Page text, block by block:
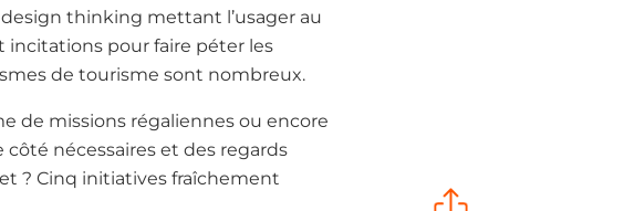
thinking mettant l’usager au
incitations pour faire péter les
de tourisme sont nombreux.
de missions régaliennes ou encore
nécessaires et des regards
? Cinq initiatives fraîchement